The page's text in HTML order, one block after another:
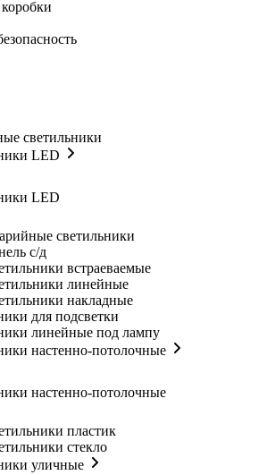
светильники
LED
LED
светильники
с/д
встраеваемые
линейные
накладные
для подсветки
линейные под лампу
настенно-потолочные
настенно-потолочные
плаcтик
стекло
уличные